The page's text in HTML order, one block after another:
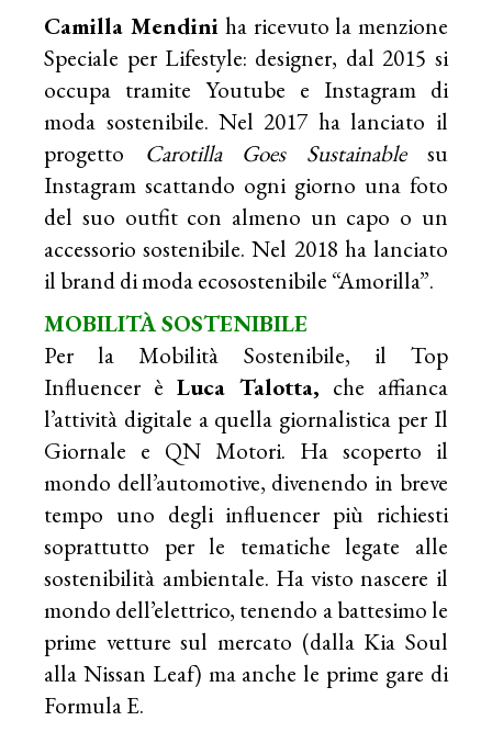
Camilla Mendiniha ricevuto la menzione
Speciale per Lifestyle: designer, dal 2015 si
occupa tramite Youtube e Instagram di
moda sostenibile. Nel 2017 ha lanciato il
progetto Carotilla Goes Sustainablesu
Instagram scattando ogni giorno una foto
del suo outfit con almeno un capo o un
accessorio sostenibile. Nel 2018 ha lanciato
il brand di moda ecosostenibile “Amorilla”.
MOBILITÀ SOSTENIBILE
Per la Mobilità Sostenibile, il Top
Influencer èLuca Talotta, che affianca
l’attività digitale a quella giornalistica per Il
Giornale e QN Motori. Ha scoperto il
mondo dell’automotive, divenendo in breve
tempo uno degli influencer più richiesti
soprattutto per le tematiche legate alle
sostenibilità ambientale. Ha visto nascere il
mondo dell’elettrico, tenendo a battesimo le
prime vetture sul mercato (dalla Kia Soul
alla Nissan Leaf) ma anche le prime gare di
Formula E.